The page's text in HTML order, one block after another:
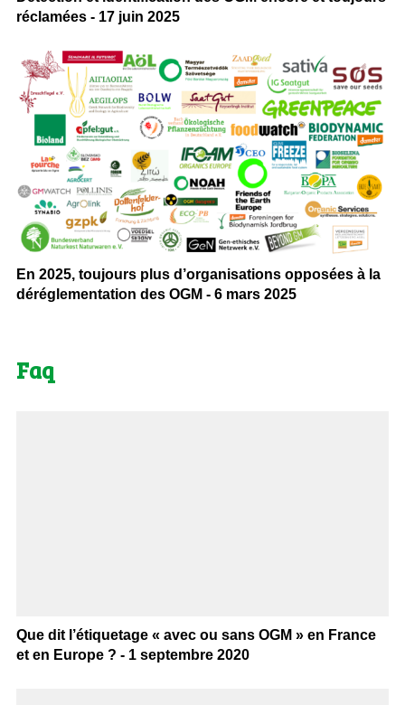
réclamées - 17 juin 2025
En 2025, toujours plus d’organisations opposées à la
déréglementation des OGM - 6 mars 2025
Faq
Que dit l’étiquetage « avec ou sans OGM » en France
et en Europe ? - 1 septembre 2020